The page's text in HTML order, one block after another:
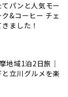
てパンと人気モー
&コーヒー チェ
ました！
地域1泊2日旅｜
立川グルメを楽